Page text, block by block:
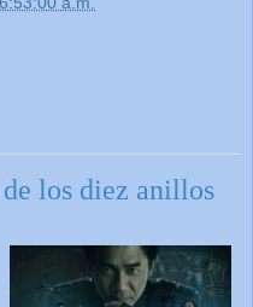
los diez anillos